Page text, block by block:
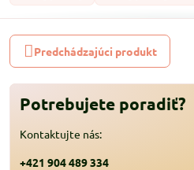
Predchádzajúci produkt
Potrebujete poradiť?
Kontaktujte nás:
+421 904 489 334